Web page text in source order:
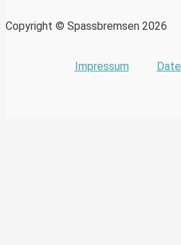
Copyright © Spassbremsen 2026
Impressum